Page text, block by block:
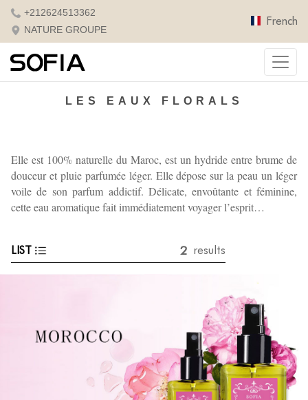
+212624513362
NATURE GROUPE
French
LES EAUX FLORALS
Elle est 100% naturelle du Maroc, est un hydride entre brume de
douceur et pluie parfumée léger. Elle dépose sur la peau un léger
voile de son parfum addictif. Délicate, envoûtante et féminine,
cette eau aromatique fait immédiatement voyager l’esprit…
LIST 2 results